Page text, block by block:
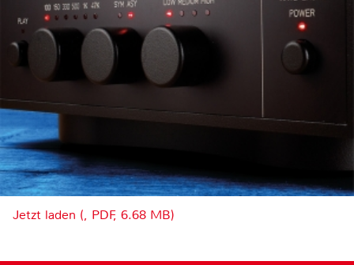
Jetzt laden (, PDF, 6.68 MB)